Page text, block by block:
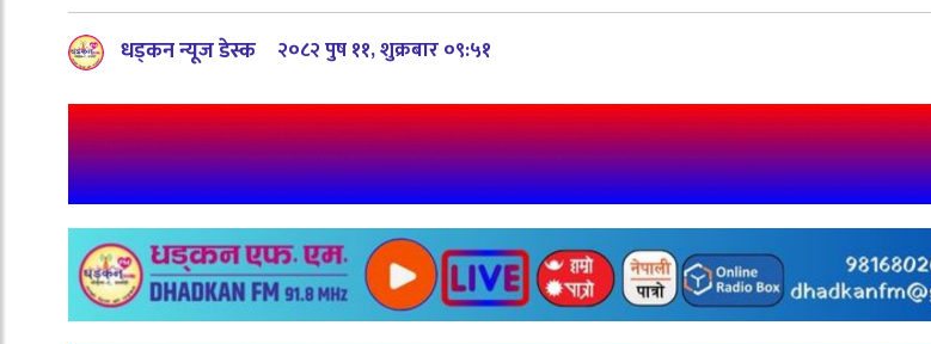
धड्कन न्यूज डेस्क २०८२ पुष ११, शुक्रबार ०९:५१